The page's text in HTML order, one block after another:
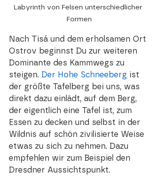
Labyrinth von Felsen unterschiedlicher
Formen
Nach Tisá und dem erholsamen Ort
Ostrov beginnst Du zur weiteren
Dominante des Kammwegs zu
steigen. Der Hohe Schneeberg ist
der größte Tafelberg bei uns, was
direkt dazu einlädt, auf dem Berg,
der eigentlich eine Tafel ist, zum
Essen zu decken und selbst in der
Wildnis auf schön zivilisierte Weise
etwas zu sich zu nehmen. Dazu
empfehlen wir zum Beispiel den
Dresdner Aussichtspunkt.